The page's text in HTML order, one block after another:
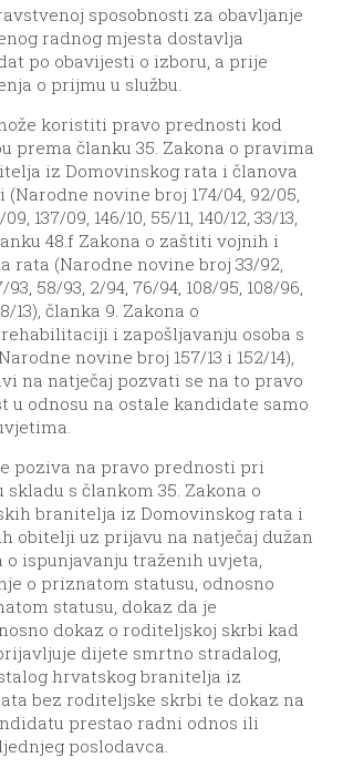
sposobnosti za obavljanje
radnog mjesta dostavlja
po obavijesti o izboru, a prije
o prijmu u službu.
koristiti pravo prednosti kod
prema članku 35. Zakona o pravima
iz Domovinskog rata i članova
novine broj 174/04, 92/05,
137/09, 146/10, 55/11, 140/12, 33/13,
48.f Zakona o zaštiti vojnih i
rata (Narodne novine broj 33/92,
58/93, 2/94, 76/94, 108/95, 108/96,
13), članka 9. Zakona o
i zapošljavanju osoba s
novine broj 157/13 i 152/14),
na natječaj pozvati se na to pravo
u odnosu na ostale kandidate samo
poziva na pravo prednosti pri
skladu s člankom 35. Zakona o
branitelja iz Domovinskog rata i
obitelji uz prijavu na natječaj dužan
o ispunjavanju traženih uvjeta,
o priznatom statusu, odnosno
statusu, dokaz da je
dokaz o roditeljskoj skrbi kad
dijete smrtno stradalog,
hrvatskog branitelja iz
bez roditeljske skrbi te dokaz na
prestao radni odnos ili
poslodavca.